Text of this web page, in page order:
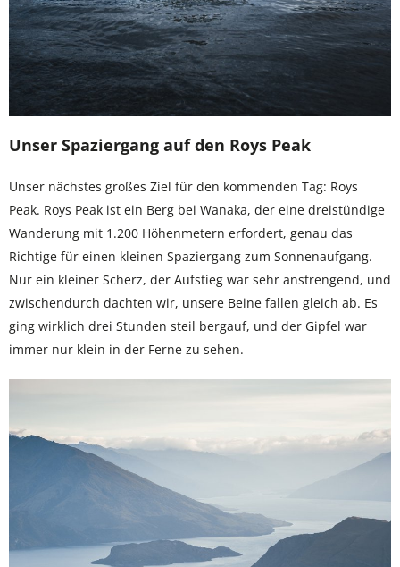
Unser Spaziergang auf den Roys Peak
Unser nächstes großes Ziel für den kommenden Tag: Roys
Peak. Roys Peak ist ein Berg bei Wanaka, der eine dreistündige
Wanderung mit 1.200 Höhenmetern erfordert, genau das
Richtige für einen kleinen Spaziergang zum Sonnenaufgang.
Nur ein kleiner Scherz, der Aufstieg war sehr anstrengend, und
zwischendurch dachten wir, unsere Beine fallen gleich ab. Es
ging wirklich drei Stunden steil bergauf, und der Gipfel war
immer nur klein in der Ferne zu sehen.